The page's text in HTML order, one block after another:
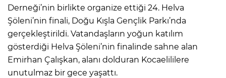
Derneği’nin birlikte organize ettiği 24. Helva
Şöleni’nin finali, Doğu Kışla Gençlik Parkı’nda
gerçekleştirildi. Vatandaşların yoğun katılım
gösterdiği Helva Şöleni’nin finalinde sahne alan
Emirhan Çalışkan, alanı dolduran Kocaelililere
unutulmaz bir gece yaşattı.